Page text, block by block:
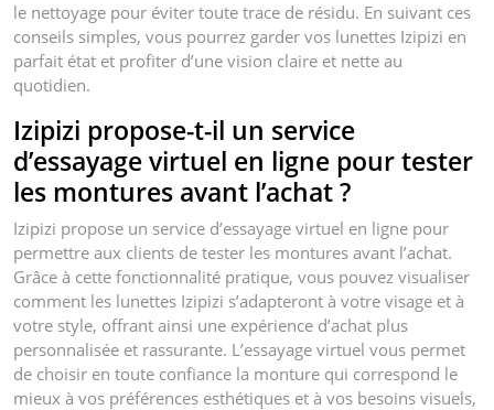
le nettoyage pour éviter toute trace de résidu. En suivant ces
conseils simples, vous pourrez garder vos lunettes Izipizi en
parfait état et profiter d’une vision claire et nette au
quotidien.
Izipizi propose-t-il un service
d’essayage virtuel en ligne pour tester
les montures avant l’achat ?
Izipizi propose un service d’essayage virtuel en ligne pour
permettre aux clients de tester les montures avant l’achat.
Grâce à cette fonctionnalité pratique, vous pouvez visualiser
comment les lunettes Izipizi s’adapteront à votre visage et à
votre style, offrant ainsi une expérience d’achat plus
personnalisée et rassurante. L’essayage virtuel vous permet
de choisir en toute confiance la monture qui correspond le
mieux à vos préférences esthétiques et à vos besoins visuels,